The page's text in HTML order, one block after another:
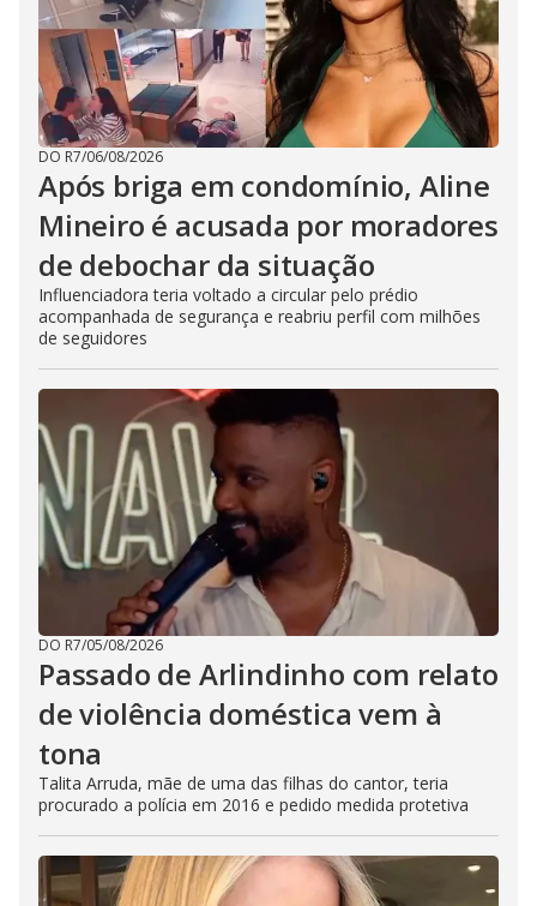
DO R7/06/08/2026
Após briga em condomínio, Aline
Mineiro é acusada por moradores
de debochar da situação
Influenciadora teria voltado a circular pelo prédio
acompanhada de segurança e reabriu perfil com milhões
de seguidores
DO R7/05/08/2026
Passado de Arlindinho com relato
de violência doméstica vem à
tona
Talita Arruda, mãe de uma das filhas do cantor, teria
procurado a polícia em 2016 e pedido medida protetiva